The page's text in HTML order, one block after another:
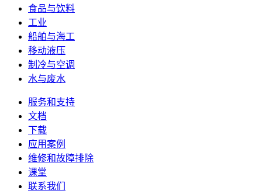
食品与饮料
工业
船舶与海工
移动液压
制冷与空调
水与废水
服务和支持
文档
下载
应用案例
维修和故障排除
课堂
联系我们